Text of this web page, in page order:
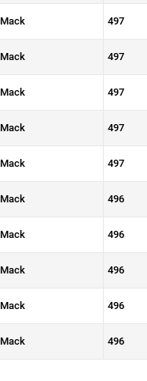
Mack 497
Mack 497
Mack 497
Mack 497
Mack 497
Mack 496
Mack 496
Mack 496
Mack 496
Mack 496